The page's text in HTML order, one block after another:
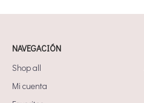
NAVEGACIÓN
Shop all
Mi cuenta